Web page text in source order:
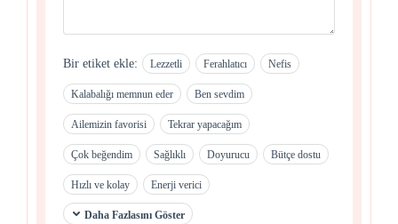
Bir etiket ekle: Lezzetli Ferahlatıcı Nefis
Kalabalığı memnun eder Ben sevdim
Ailemizin favorisi Tekrar yapacağım
Çok beğendim Sağlıklı Doyurucu Bütçe dostu
Hızlı ve kolay Enerji verici
Daha Fazlasını Göster